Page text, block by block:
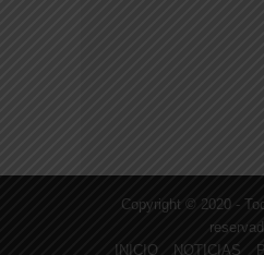
Copyright © 2020 -
INICIO
NOTICIAS